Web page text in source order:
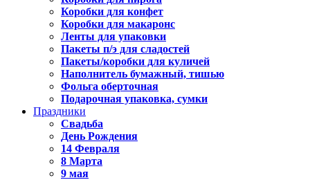
Коробки для конфет
Коробки для макаронс
Ленты для упаковки
Пакеты п/э для сладостей
Пакеты/коробки для куличей
Наполнитель бумажный, тишью
Фольга оберточная
Подарочная упаковка, сумки
Праздники
Свадьба
День Рождения
14 Февраля
8 Марта
9 мая